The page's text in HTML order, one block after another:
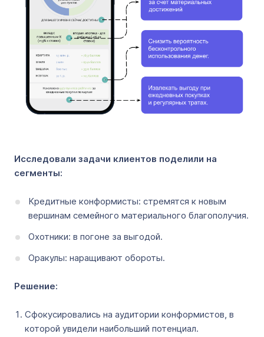
Исследовали задачи клиентов поделили на
сегменты:
Кредитные конформисты: стремятся к новым
вершинам семейного материального благополучия.
Охотники: в погоне за выгодой.
Оракулы: наращивают обороты.
Решение:
Сфокусировались на аудитории конформистов, в
которой увидели наибольший потенциал.